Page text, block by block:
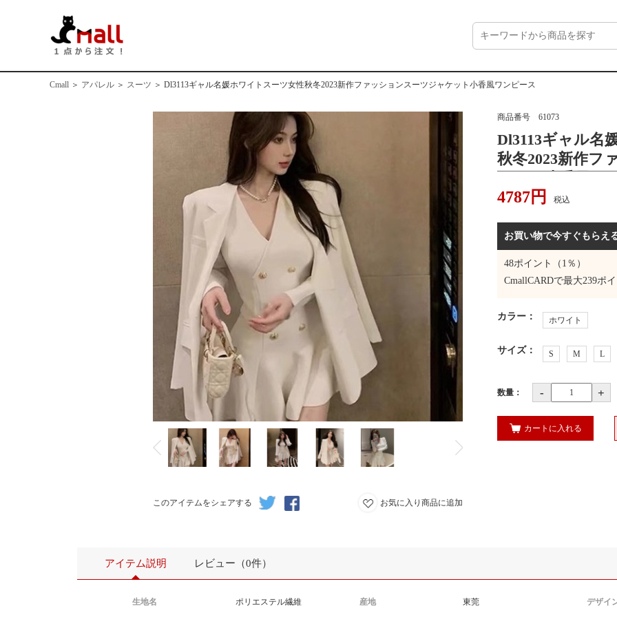
Cmall ＞ アパレル ＞ スーツ ＞ Dl3113ギャル名媛ホワイトスーツ女性秋冬2023新作ファッションスーツジャケット小香風ワンピース
このアイテムをシェアする お気に入り商品に追加
商品番号 61073
Dl3113ギャル名
秋冬2023新作フ
4787円 税込
お買い物で今すぐもらえ
48ポイント（1％）
CmallCARDで最大239ポ
カラー ： ホワイト
サイズ： S M L
数量： - +
カートに入れる
アイテム説明 レビュー（0件）
生地名 ポリエステル繊維 産地 東莞 デザイ